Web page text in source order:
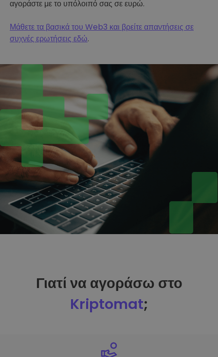
αγοράστε με το υπόλοιπό σας σε ευρώ.
Μάθετε τα βασικά του Web3 και βρείτε απαντήσεις σε
συχνές ερωτήσεις εδώ.
Γιατί να αγοράσω στο
Kriptomat;